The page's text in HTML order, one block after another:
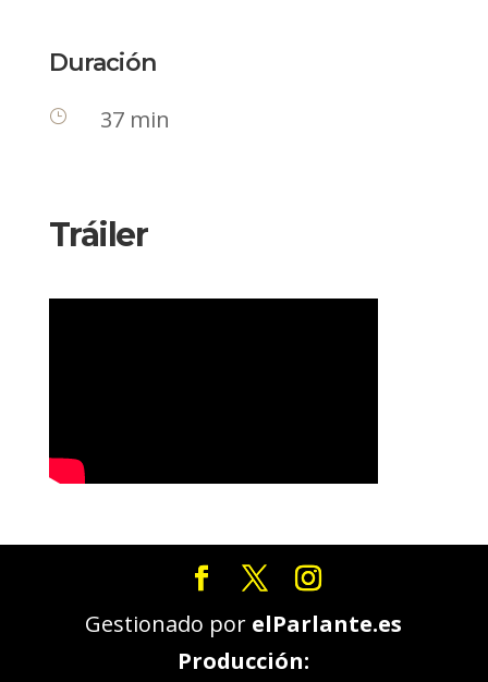
Duración
} 37 min
Tráiler
Gestionado por elParlante.es
Producción: